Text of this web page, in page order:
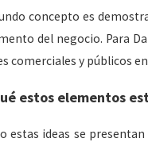
concepto es
del negocio. Para
comerciales y públicos
estos elementos
estas ideas se